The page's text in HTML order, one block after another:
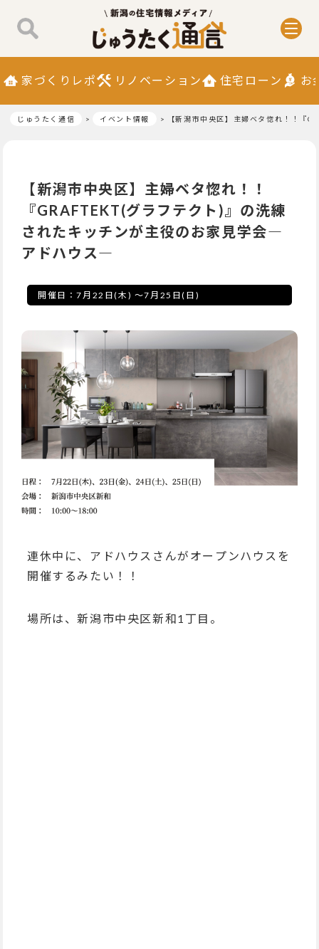
家づくりレポ リノベーション 住宅ローン お
じゅうたく通信 イベント情報 【新潟市中央区】主婦ベタ惚れ！！『
【新潟市中央区】主婦ベタ惚れ！！
『GRAFTEKT(グラフテクト)』の洗練
されたキッチンが主役のお家見学会―
アドハウス―
開催日：7月22日(木) ～7月25日(日)
連休中に、アドハウスさんがオープンハウスを
開催するみたい！！
場所は、新潟市中央区新和1丁目。